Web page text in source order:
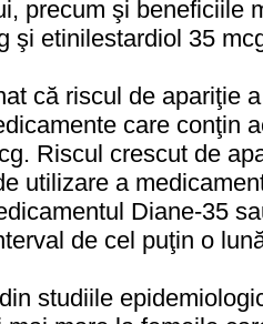
precum şi beneficiile
şi etinilestardiol 35
că riscul de apariţie
care conţin
Riscul crescut de
utilizare a
Diane-35
de cel puţin o
studiile